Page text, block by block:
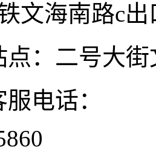
文海南路c出
点：二号大
电话：